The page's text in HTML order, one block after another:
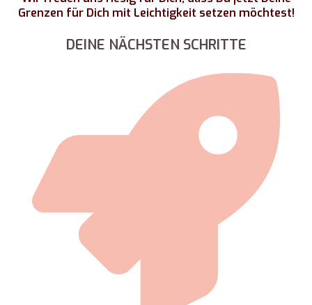
Grenzen für Dich mit Leichtigkeit setzen möchtest!
DEINE NÄCHSTEN SCHRITTE